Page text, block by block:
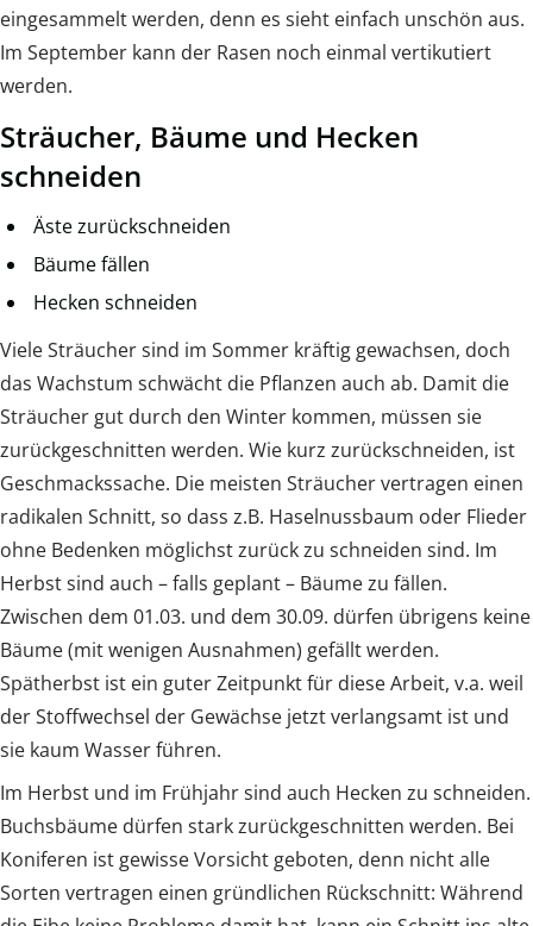
eingesammelt werden, denn es sieht einfach unschön aus.
Im September kann der Rasen noch einmal vertikutiert
werden.
Sträucher, Bäume und Hecken
schneiden
Äste zurückschneiden
Bäume fällen
Hecken schneiden
Viele Sträucher sind im Sommer kräftig gewachsen, doch
das Wachstum schwächt die Pflanzen auch ab. Damit die
Sträucher gut durch den Winter kommen, müssen sie
zurückgeschnitten werden. Wie kurz zurückschneiden, ist
Geschmackssache. Die meisten Sträucher vertragen einen
radikalen Schnitt, so dass z.B. Haselnussbaum oder Flieder
ohne Bedenken möglichst zurück zu schneiden sind. Im
Herbst sind auch – falls geplant – Bäume zu fällen.
Zwischen dem 01.03. und dem 30.09. dürfen übrigens keine
Bäume (mit wenigen Ausnahmen) gefällt werden.
Spätherbst ist ein guter Zeitpunkt für diese Arbeit, v.a. weil
der Stoffwechsel der Gewächse jetzt verlangsamt ist und
sie kaum Wasser führen.
Im Herbst und im Frühjahr sind auch Hecken zu schneiden.
Buchsbäume dürfen stark zurückgeschnitten werden. Bei
Koniferen ist gewisse Vorsicht geboten, denn nicht alle
Sorten vertragen einen gründlichen Rückschnitt: Während